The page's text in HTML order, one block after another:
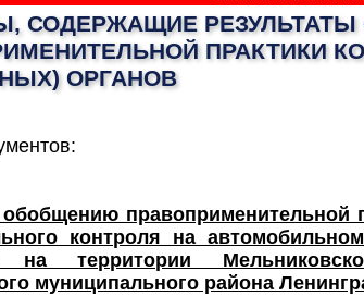
СОДЕРЖАЩИЕ
ПРАКТИКИ
ОРГАНОВ
правоприменительной
контроля на
на территории
муниципального района